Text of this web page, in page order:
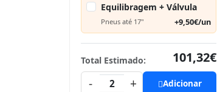
Equilibragem + Válvula
Pneus até 17" +9,50€/un
Total Estimado:
101,32€
-
2 + Adicionar